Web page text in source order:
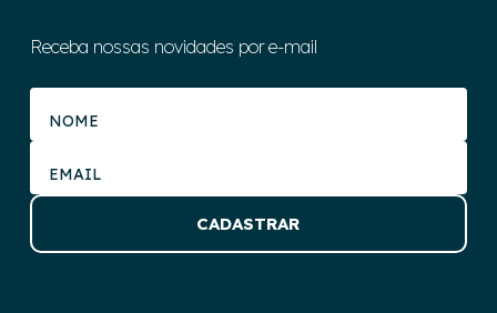
Receba nossas novidades por e-mail